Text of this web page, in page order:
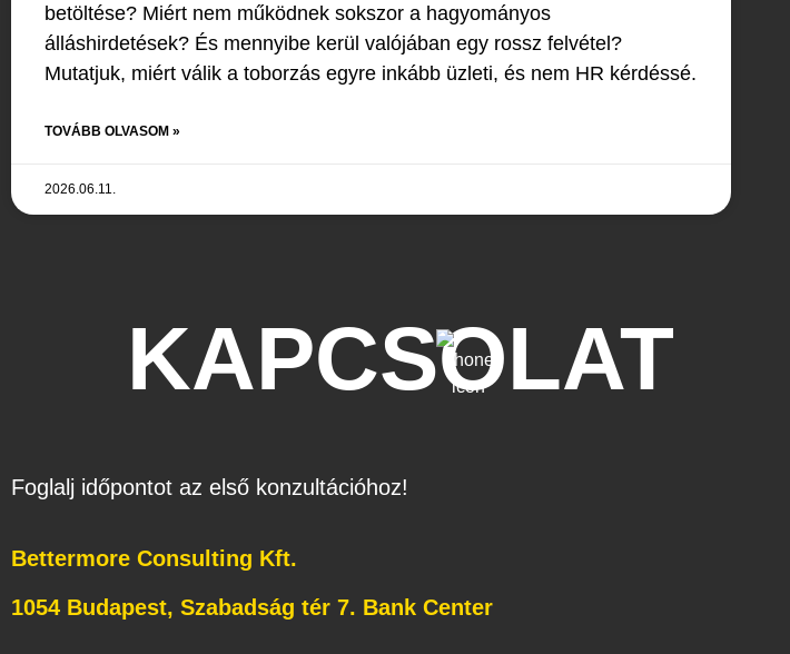
betöltése? Miért nem működnek sokszor a hagyományos
álláshirdetések? És mennyibe kerül valójában egy rossz felvétel?
Mutatjuk, miért válik a toborzás egyre inkább üzleti, és nem HR kérdéssé.
TOVÁBB OLVASOM »
2026.06.11.
KAPCSOLAT
Foglalj időpontot az első konzultációhoz!
Bettermore Consulting Kft.
1054 Budapest, Szabadság tér 7. Bank Center